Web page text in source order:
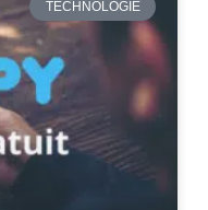
TECHNOLOGIE